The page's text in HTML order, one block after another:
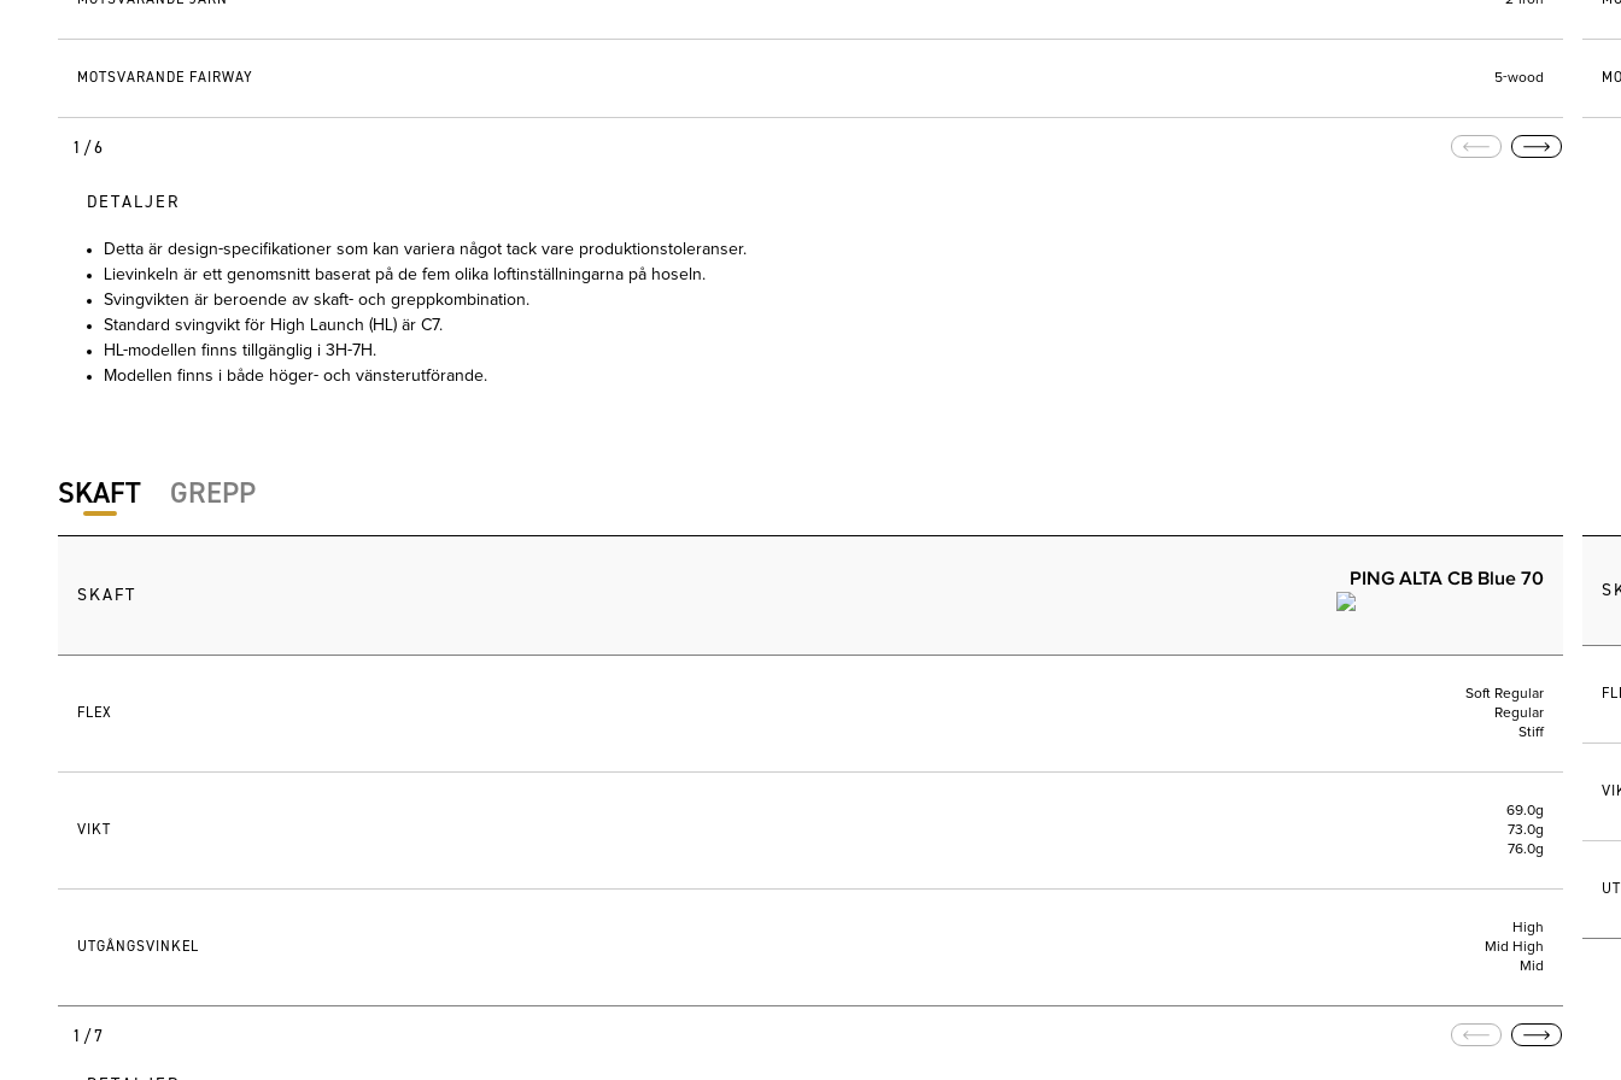
MOTSVARANDE FAIRWAY 5-wood
1/6
DETALJER
Detta är design-specifikationer som kan variera något tack vare produktionstoleranser.
Lievinkeln är ett genomsnitt baserat på de fem olika loftinställningarna på hoseln.
Svingvikten är beroende av skaft- och greppkombination.
Standard svingvikt för High Launch (HL) är C7.
HL-modellen finns tillgänglig i 3H-7H.
Modellen finns i både höger- och vänsterutförande.
SKAFT GREPP
SKAFT
PING ALTA CB Blue 70
FLEX
Soft Regular
Regular
Stiff
VIKT
69.0g
73.0g
76.0g
UTGÅNGSVINKEL
High
Mid High
Mid
1/7